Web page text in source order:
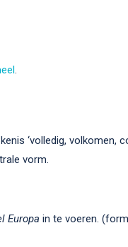
.
‘volledig, volkomen,
vorm.
Europa in te voeren.